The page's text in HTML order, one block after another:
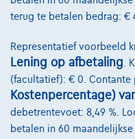
terug te betalen bedrag: €
Representatief voorbeeld
Lening op afbetaling.
(facultatief): € 0. Contante
Kostenpercentage)
debetrentevoet: 8,49 %.
betalen in 60
Wie zijn we
Kwaliteitscharter
Onze dealers
Onze partners
Onze team